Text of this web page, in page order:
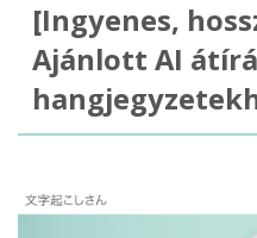
[Ingyenes,
Ajánlott AI